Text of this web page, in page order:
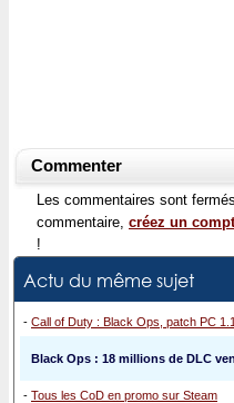
Commenter
Les commentaires sont
commentaire, créez un
!
Actu du même sujet
- Call of Duty : Black Ops, patch PC
Black Ops : 18 millions de DLC
- Tous les CoD en promo sur Steam